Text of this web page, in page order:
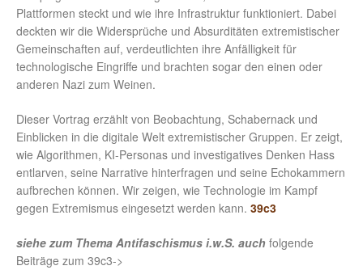
Plattformen steckt und wie ihre Infrastruktur funktioniert. Dabei
deckten wir die Widersprüche und Absurditäten extremistischer
Gemeinschaften auf, verdeutlichten ihre Anfälligkeit für
technologische Eingriffe und brachten sogar den einen oder
anderen Nazi zum Weinen.
Dieser Vortrag erzählt von Beobachtung, Schabernack und
Einblicken in die digitale Welt extremistischer Gruppen. Er zeigt,
wie Algorithmen, KI-Personas und investigatives Denken Hass
entlarven, seine Narrative hinterfragen und seine Echokammern
aufbrechen können. Wir zeigen, wie Technologie im Kampf
gegen Extremismus eingesetzt werden kann. 39c3
siehe zum Thema Antifaschismus i.w.S. auch folgende
Beiträge zum 39c3->